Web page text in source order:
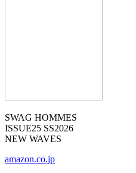
SWAG HOMMES
ISSUE25 SS2026
NEW WAVES
amazon.co.jp